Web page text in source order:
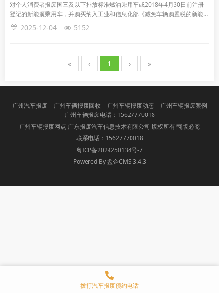
对个人消费者报废国三及以下排放标准燃油乘用车或2018年4月30日前注册
登记的新能源乘用车，并购买纳入工业和信息化部《减免车辆购置税的新能源
汽车车型目录》新能源乘用车的，补贴2万元；购买2.0升及以下...
2025-12-04 5152
« ‹ 1 › »
广州汽车报废 广州车辆报废回收 广州车辆报废动态
广州车辆报废案例
广州车辆报废电话：15627770018
广州车辆报废网点-广东报废汽车信息技术有限公司 版权所有 翻版必究
联系电话：15627770018
粤ICP备2024250134号-7
Powered By 盘企CMS 3.4.3
盘企CMS
拨打汽车报废预约电话